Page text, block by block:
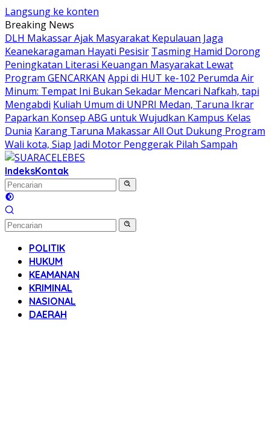
Langsung ke konten
Breaking News
DLH Makassar Ajak Masyarakat Kepulauan Jaga
Keanekaragaman Hayati Pesisir Tasming Hamid Dorong
Peningkatan Literasi Keuangan Masyarakat Lewat
Program GENCARKAN Appi di HUT ke-102 Perumda Air
Minum: Tempat Ini Bukan Sekadar Mencari Nafkah, tapi
Mengabdi Kuliah Umum di UNPRI Medan, Taruna Ikrar
Paparkan Konsep ABG untuk Wujudkan Kampus Kelas
Dunia Karang Taruna Makassar All Out Dukung Program
Wali kota, Siap Jadi Motor Penggerak Pilah Sampah
IndeksKontak
POLITIK
HUKUM
KEAMANAN
KRIMINAL
NASIONAL
DAERAH